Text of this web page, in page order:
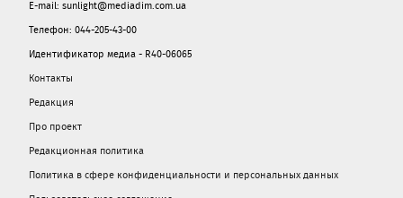
E-mail: sunlight@mediadim.com.ua
Телефон: 044-205-43-00
Идентификатор медиа - R40-06065
Контакты
Редакция
Про проект
Редакционная политика
Политика в сфере конфиденциальности и персональных данных